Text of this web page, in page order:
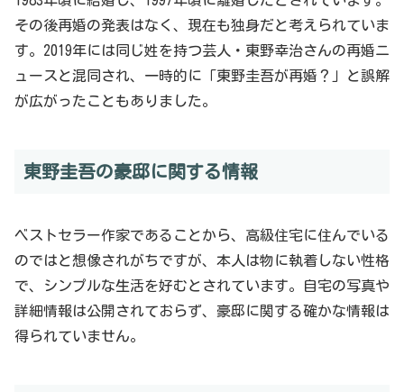
その後再婚の発表はなく、現在も独身だと考えられていま
す。2019年には同じ姓を持つ芸人・東野幸治さんの再婚ニ
ュースと混同され、一時的に「東野圭吾が再婚？」と誤解
が広がったこともありました。
東野圭吾の豪邸に関する情報
ベストセラー作家であることから、高級住宅に住んでいる
のではと想像されがちですが、本人は物に執着しない性格
で、シンプルな生活を好むとされています。自宅の写真や
詳細情報は公開されておらず、豪邸に関する確かな情報は
得られていません。